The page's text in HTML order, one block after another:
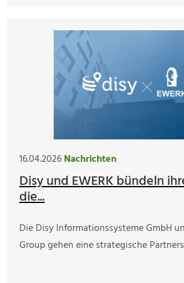
16.04.2026Nachrichten
Disy und EWERK bündeln
die...
Die Disy Informationssysteme GmbH
Group gehen eine strategische